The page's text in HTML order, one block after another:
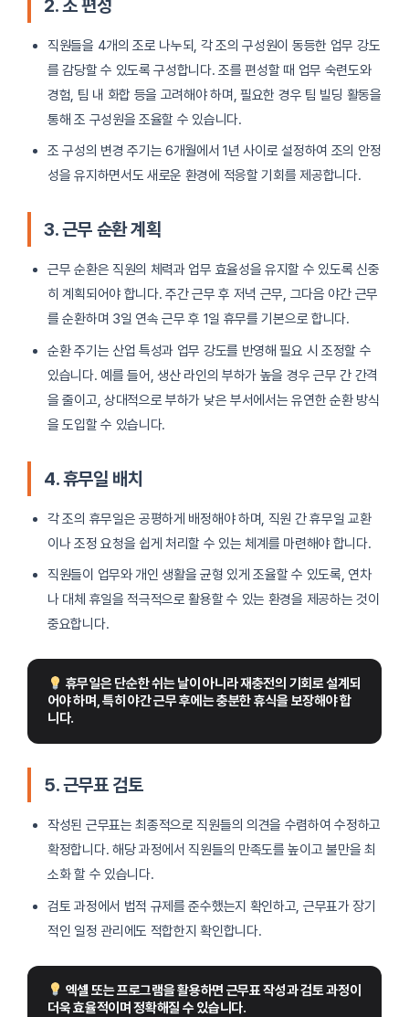
2. 조 편성
직원들을 4개의 조로 나누되, 각 조의 구성원이 동등한 업무 강도
를 감당할 수 있도록 구성합니다. 조를 편성할 때 업무 숙련도와
경험, 팀 내 화합 등을 고려해야 하며, 필요한 경우 팀 빌딩 활동을
통해 조 구성원을 조율할 수 있습니다.
조 구성의 변경 주기는 6개월에서 1년 사이로 설정하여 조의 안정
성을 유지하면서도 새로운 환경에 적응할 기회를 제공합니다.
3. 근무 순환 계획
근무 순환은 직원의 체력과 업무 효율성을 유지할 수 있도록 신중
히 계획되어야 합니다. 주간 근무 후 저녁 근무, 그다음 야간 근무
를 순환하며 3일 연속 근무 후 1일 휴무를 기본으로 합니다.
순환 주기는 산업 특성과 업무 강도를 반영해 필요 시 조정할 수
있습니다. 예를 들어, 생산 라인의 부하가 높을 경우 근무 간 간격
을 줄이고, 상대적으로 부하가 낮은 부서에서는 유연한 순환 방식
을 도입할 수 있습니다.
4. 휴무일 배치
각 조의 휴무일은 공평하게 배정해야 하며, 직원 간 휴무일 교환
이나 조정 요청을 쉽게 처리할 수 있는 체계를 마련해야 합니다.
직원들이 업무와 개인 생활을 균형 있게 조율할 수 있도록, 연차
나 대체 휴일을 적극적으로 활용할 수 있는 환경을 제공하는 것이
중요합니다.
휴무일은 단순한 쉬는 날이 아니라 재충전의 기회로 설계되
어야 하며, 특히 야간 근무 후에는 충분한 휴식을 보장해야 합
니다.
5. 근무표 검토
작성된 근무표는 최종적으로 직원들의 의견을 수렴하여 수정하고
확정합니다. 해당 과정에서 직원들의 만족도를 높이고 불만을 최
소화 할 수 있습니다.
검토 과정에서 법적 규제를 준수했는지 확인하고, 근무표가 장기
적인 일정 관리에도 적합한지 확인합니다.
엑셀 또는 프로그램을 활용하면 근무표 작성과 검토 과정이
더욱 효율적이며 정확해질 수 있습니다.